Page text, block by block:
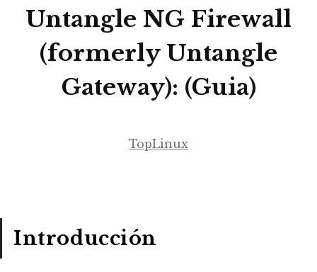
Untangle NG Firewall
(formerly Untangle
Gateway): (Guia)
TopLinux
Introducción